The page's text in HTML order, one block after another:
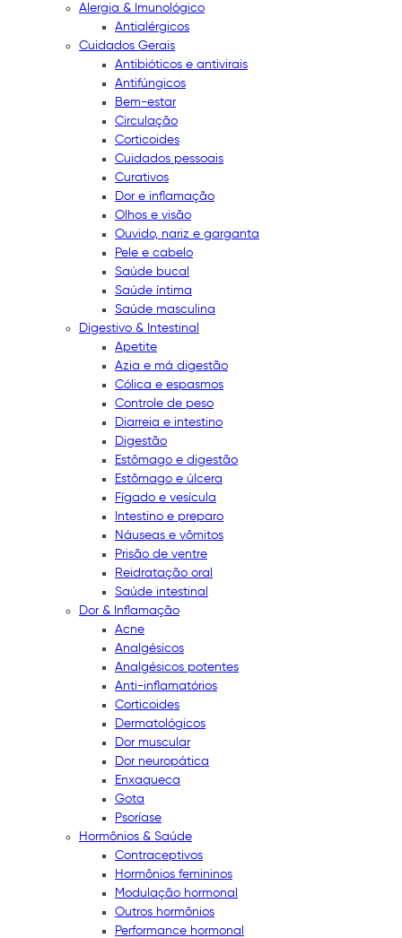
Alergia & Imunológico
Antialérgicos
Cuidados Gerais
Antibióticos e antivirais
Antifúngicos
Bem-estar
Circulação
Corticoides
Cuidados pessoais
Curativos
Dor e inflamação
Olhos e visão
Ouvido, nariz e garganta
Pele e cabelo
Saúde bucal
Saúde íntima
Saúde masculina
Digestivo & Intestinal
Apetite
Azia e má digestão
Cólica e espasmos
Controle de peso
Diarreia e intestino
Digestão
Estômago e digestão
Estômago e úlcera
Fígado e vesícula
Intestino e preparo
Náuseas e vômitos
Prisão de ventre
Reidratação oral
Saúde intestinal
Dor & Inflamação
Acne
Analgésicos
Analgésicos potentes
Anti-inflamatórios
Corticoides
Dermatológicos
Dor muscular
Dor neuropática
Enxaqueca
Gota
Psoríase
Hormônios & Saúde
Contraceptivos
Hormônios femininos
Modulação hormonal
Outros hormônios
Performance hormonal